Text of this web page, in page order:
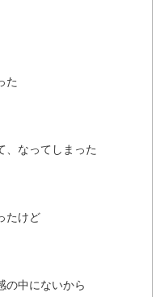
た
、なってしまった
たけど
の中にないから